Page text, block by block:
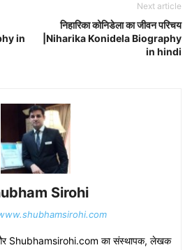
in
Next article
निहारिका कोनिडेला का जीवन परिचय
|Niharika Konidela Biography
in hindi
Sirohi
और Shubhamsirohi.com का संस्थापक, लेखक